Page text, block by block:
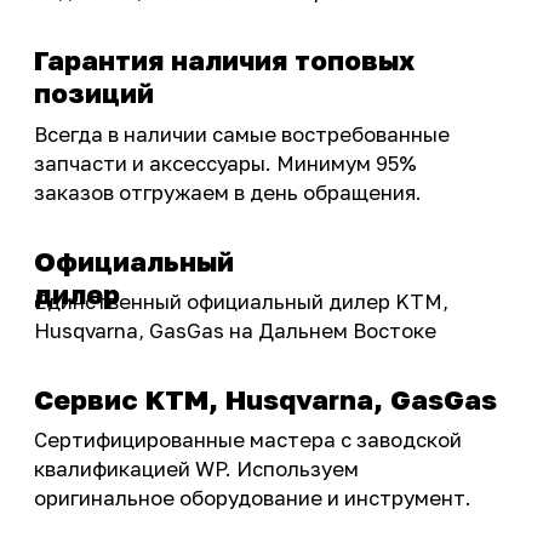
OSSPORT.RU
Интернет-магазин с реальными
эксклюзивными акциями для тех, кто с нами!
Следите за обновлениями в нашем профиле:
Шины и диски
Защита мотоцикла
Экипировка и одежда
Масла и химия
Новинки
КАТАЛОГ